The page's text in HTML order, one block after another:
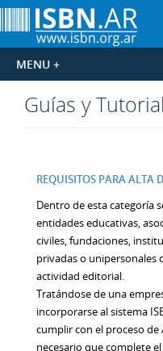
Guías y
REQUISITOS PARA ALTA
Dentro de esta categoría
entidades educativas,
civiles, fundaciones,
privadas o unipersonales
actividad editorial.
Tratándose de una
incorporarse al sistema
cumplir con el proceso de
necesario que complete